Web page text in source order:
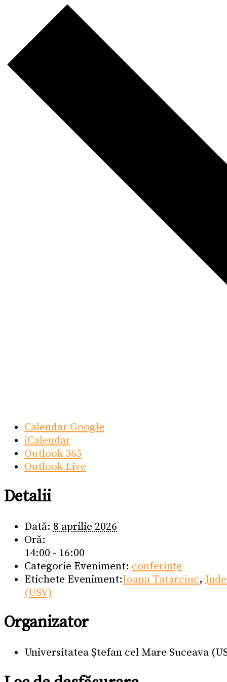
Calendar Google
iCalendar
Outlook 365
Outlook Live
Detalii
Dată: 8 aprilie 2026
Oră:
14:00 - 16:00
Categorie Eveniment: conferințe
Etichete Eveniment:Ioana Tatarciuc,
(USV)
Organizator
Universitatea Ștefan cel Mare Suceava